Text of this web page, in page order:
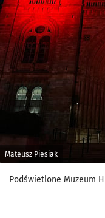
Mateusz Piesiak
Podświetlone Muzeum